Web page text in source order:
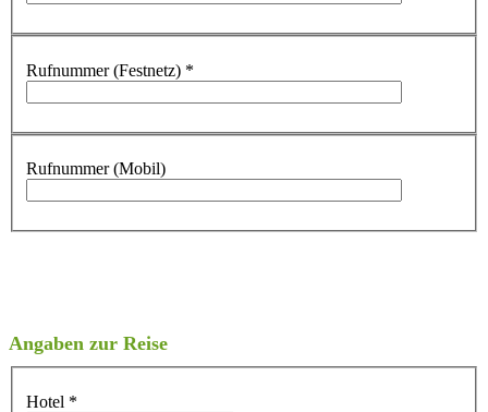
Rufnummer (Festnetz) *
Rufnummer (Mobil)
Angaben zur Reise
Hotel *